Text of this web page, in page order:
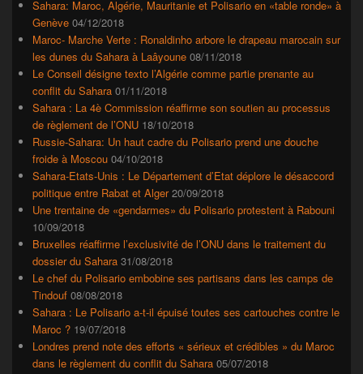
Sahara: Maroc, Algérie, Mauritanie et Polisario en «table ronde» à
Genève 04/12/2018
Maroc- Marche Verte : Ronaldinho arbore le drapeau marocain sur
les dunes du Sahara à Laâyoune 08/11/2018
Le Conseil désigne texto l’Algérie comme partie prenante au
conflit du Sahara 01/11/2018
Sahara : La 4è Commission réaffirme son soutien au processus
de règlement de l’ONU 18/10/2018
Russie-Sahara: Un haut cadre du Polisario prend une douche
froide à Moscou 04/10/2018
Sahara-Etats-Unis : Le Département d’Etat déplore le désaccord
politique entre Rabat et Alger 20/09/2018
Une trentaine de «gendarmes» du Polisario protestent à Rabouni
10/09/2018
Bruxelles réaffirme l’exclusivité de l’ONU dans le traitement du
dossier du Sahara 31/08/2018
Le chef du Polisario embobine ses partisans dans les camps de
Tindouf 08/08/2018
Sahara : Le Polisario a-t-il épuisé toutes ses cartouches contre le
Maroc ? 19/07/2018
Londres prend note des efforts « sérieux et crédibles » du Maroc
dans le règlement du conflit du Sahara 05/07/2018